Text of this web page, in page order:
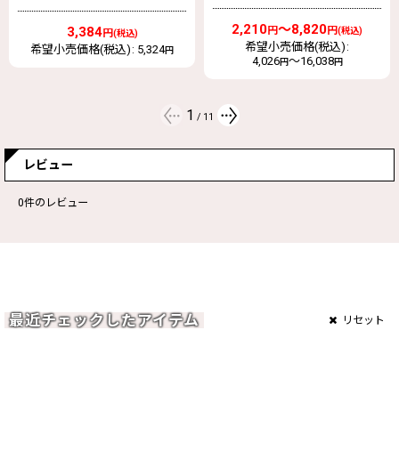
2,210円～8,820円
希望小売価格(税込):
3,340円(税込)
希望小売価格(税込): 3,630
2 / 11
レビュー
0件のレビュー
最近チェックしたアイテム リセット